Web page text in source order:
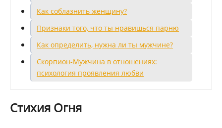
Как соблазнить женщину?
Признаки того, что ты нравишься парню
Как определить, нужна ли ты мужчине?
Скорпион-Мужчина в отношениях:
психология проявления любви
Стихия Огня